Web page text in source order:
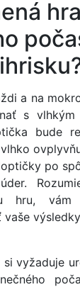
a na
s
bude
po
hru, vám
vyžaduje